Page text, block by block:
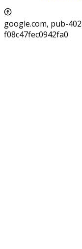
google.com, pub-
f08c47fec0942fa0